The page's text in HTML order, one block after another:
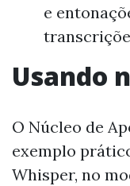
e
Usando
O Núcleo de
exemplo
Whisper, no